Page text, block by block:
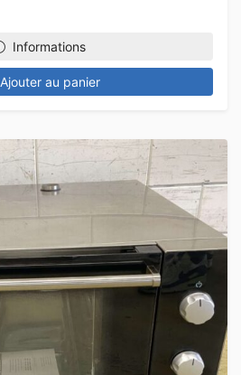
Informations
Ajouter au panier